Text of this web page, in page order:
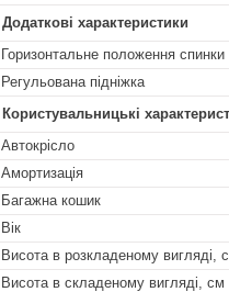
Додаткові характеристики
Горизонтальне положення спинки
Регульована підніжка
Користувальницькі
Автокрісло
Амортизація
Багажна кошик
Вік
Висота в розкладеному вигляді,
Висота в складеному вигляді, см